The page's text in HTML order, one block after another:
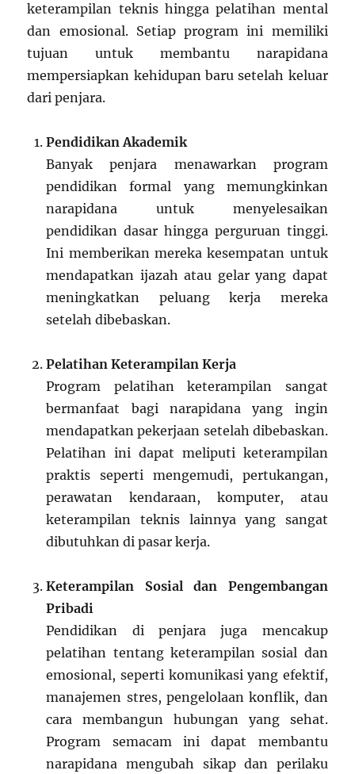
keterampilan teknis hingga pelatihan mental
dan emosional. Setiap program ini memiliki
tujuan untuk membantu narapidana
mempersiapkan kehidupan baru setelah keluar
dari penjara.
Pendidikan Akademik
Banyak penjara menawarkan program
pendidikan formal yang memungkinkan
narapidana untuk menyelesaikan
pendidikan dasar hingga perguruan tinggi.
Ini memberikan mereka kesempatan untuk
mendapatkan ijazah atau gelar yang dapat
meningkatkan peluang kerja mereka
setelah dibebaskan.
Pelatihan Keterampilan Kerja
Program pelatihan keterampilan sangat
bermanfaat bagi narapidana yang ingin
mendapatkan pekerjaan setelah dibebaskan.
Pelatihan ini dapat meliputi keterampilan
praktis seperti mengemudi, pertukangan,
perawatan kendaraan, komputer, atau
keterampilan teknis lainnya yang sangat
dibutuhkan di pasar kerja.
Keterampilan Sosial dan Pengembangan
Pribadi
Pendidikan di penjara juga mencakup
pelatihan tentang keterampilan sosial dan
emosional, seperti komunikasi yang efektif,
manajemen stres, pengelolaan konflik, dan
cara membangun hubungan yang sehat.
Program semacam ini dapat membantu
narapidana mengubah sikap dan perilaku